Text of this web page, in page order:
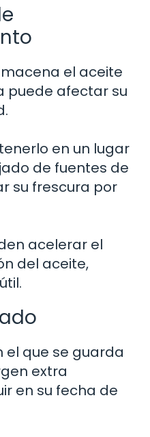
el aceite
puede afectar su
en un lugar
de fuentes de
su frescura por
acelerar el
del aceite,
el que se guarda
extra
en su fecha de